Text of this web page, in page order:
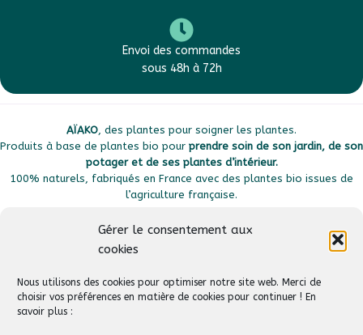
Gérer le consentement aux
cookies
Nous utilisons des cookies pour optimiser notre site web. Merci de
choisir vos préférences en matière de cookies pour continuer ! En
savoir plus :
Envoi des commandes
sous 48h à 72h
AÏAKO , des plantes pour soigner les plantes.
Produits à base de plantes bio pour prendre soin de son jardin, de son
potager et de ses plantes d’intérieur.
100% naturels, fabriqués en France avec des plantes bio issues de
l’agriculture française.
Liens utiles
Suivez-nous